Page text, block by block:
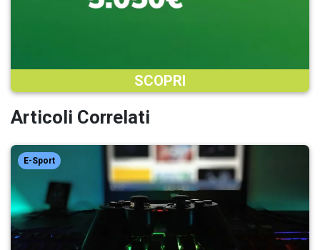
SCOPRI
Articoli Correlati
E-Sport